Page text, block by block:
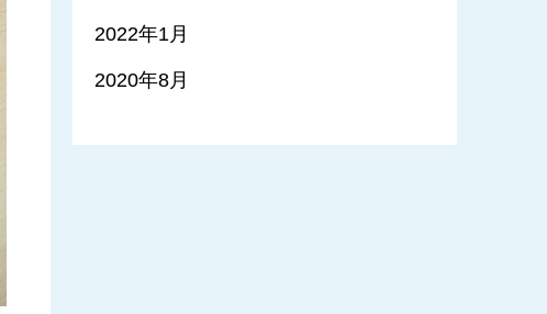
2022年1月
2020年8月